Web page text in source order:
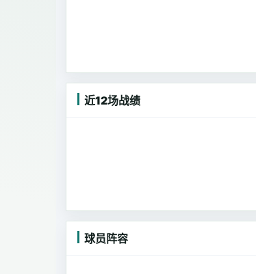
近12场战绩
球员阵容